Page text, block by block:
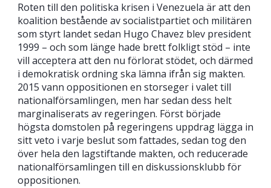
Roten till den politiska krisen i Venezuela är att den
koalition bestående av socialistpartiet och militären
som styrt landet sedan Hugo Chavez blev president
1999 – och som länge hade brett folkligt stöd – inte
vill acceptera att den nu förlorat stödet, och därmed
i demokratisk ordning ska lämna ifrån sig makten.
2015 vann oppositionen en storseger i valet till
nationalförsamlingen, men har sedan dess helt
marginaliserats av regeringen. Först började
högsta domstolen på regeringens uppdrag lägga in
sitt veto i varje beslut som fattades, sedan tog den
över hela den lagstiftande makten, och reducerade
nationalförsamlingen till en diskussionsklubb för
oppositionen.